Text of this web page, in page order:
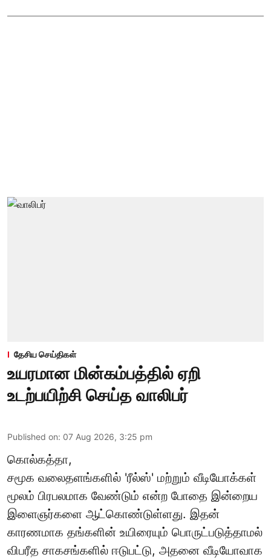
தேசிய செய்திகள்
உயரமான மின்கம்பத்தில் ஏறி
உடற்பயிற்சி செய்த வாலிபர்
Published on: 07 Aug 2026, 3:25 pm
கொல்கத்தா,
சமூக வலைதளங்களில் 'ரீல்ஸ்' மற்றும் வீடியோக்கள்
மூலம் பிரபலமாக வேண்டும் என்ற போதை இன்றைய
இளைஞர்களை ஆட்கொண்டுள்ளது. இதன்
காரணமாக தங்களின் உயிரையும் பொருட்படுத்தாமல்
விபரீத சாகசங்களில் ஈடுபட்டு, அதனை வீடியோவாக